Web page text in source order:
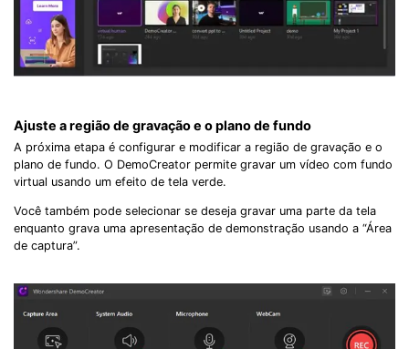
Ajuste a região de gravação e o plano de fundo
A próxima etapa é configurar e modificar a região de gravação e o
plano de fundo. O DemoCreator permite gravar um vídeo com fundo
virtual usando um efeito de tela verde.
Você também pode selecionar se deseja gravar uma parte da tela
enquanto grava uma apresentação de demonstração usando a “Área
de captura”.
Record Like a Pro, Edit
With AI Ease.
Record. Edit. Share. All with Filmora!
Got It Try It Now